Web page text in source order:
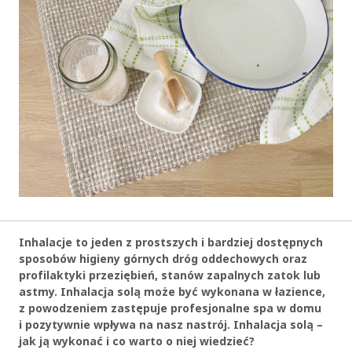
Inhalacje to jeden z prostszych i bardziej dostępnych
sposobów higieny górnych dróg oddechowych oraz
profilaktyki przeziębień, stanów zapalnych zatok lub
astmy. Inhalacja solą może być wykonana w łazience,
z powodzeniem zastępuje profesjonalne spa w domu
i pozytywnie wpływa na nasz nastrój. Inhalacja solą –
jak ją wykonać i co warto o niej wiedzieć?